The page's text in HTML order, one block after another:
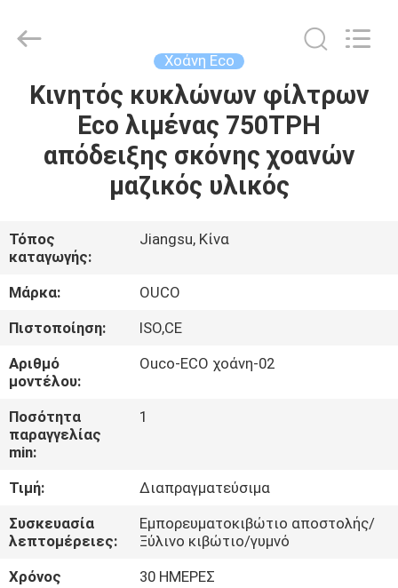
ΣΠΊΤΙ
ΠΡΟΪΌΝΤΑ
ΕΜΦΆΝΙΣΗ
VR
ΣΧΕΤΙΚΆ
ΜΕ
ΕΜΆΣ
ΣΤΟ
ΕΡΓΟΣΤΆΣΙΟ
GROUP
Reserved.
Χοάνη Eco
Κινητός κυκλώνων φίλτρων
Eco λιμένας 750TPH
απόδειξης σκόνης χοανών
μαζικός υλικός
Τόπος
καταγωγής:
Jiangsu, Κίνα
Μάρκα:
OUCO
Πιστοποίηση:
ISO,CE
Αριθμό
μοντέλου:
Ouco-ECO χοάνη-02
Ποσότητα
παραγγελίας
min:
1
Τιμή:
Διαπραγματεύσιμα
Συσκευασία
λεπτομέρειες:
Εμπορευματοκιβώτιο αποστολής/
Ξύλινο κιβώτιο/γυμνό
Χρόνος
30 ΗΜΕΡΕΣ